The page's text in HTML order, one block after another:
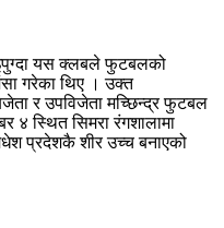
यस क्लबले फुटबलको
गरेका थिए । उक्त
र उपविजेता मच्छिन्द्र फुटबल
४ स्थित सिमरा रंगशालामा
प्रदेशकै शीर उच्च बनाएको